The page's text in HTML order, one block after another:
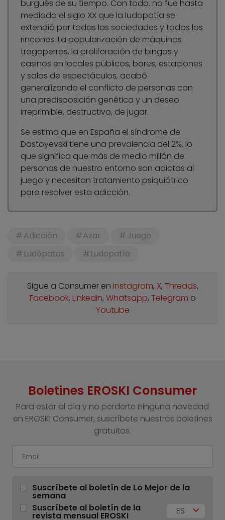
burgués de su tiempo. Con todo, no fue hasta
mediado el siglo XX que la ludopatía se
extendió por todas las sociedades y todos los
rincones. La popularización de máquinas
tragaperras, la proliferación de bingos y
casinos en locales públicos, bares, estaciones
y salas de espectáculos, acabó
generalizando el conflicto de personas con
una predisposición genética y un deseo
irreprimible, destructivo, de jugar.
Se estima que en España el síndrome de
Dostoyevski tiene una prevalencia del 2%, lo
que significa que más de medio millón de
personas de nuestro entorno son adictas al
juego y necesitan tratamiento psiquiátrico
para resolver esta adicción.
Adicción Azar
Juego
Ludópatas
Ludopatía
Sigue a Consumer en Instagram, X, Threads,
Facebook, Linkedin, Whatsapp, Telegram o
Youtube
Boletines EROSKI Consumer
Para estar al día y no perderte ninguna novedad
en EROSKI Consumer, suscríbete nuestros boletines
gratuitos.
Suscríbete al boletín de Lo Mejor de la
semana
Suscríbete al boletín de la
revista mensual EROSKI ES